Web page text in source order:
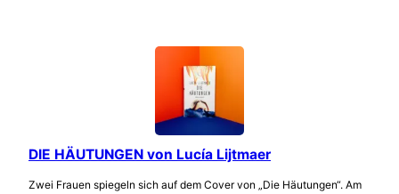
DIE HÄUTUNGEN von Lucía Lijtmaer
Zwei Frauen spiegeln sich auf dem Cover von „Die Häutungen“. Am